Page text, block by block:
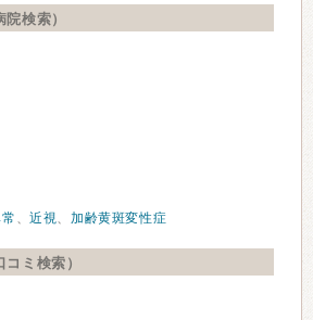
検索）
、近視、加齢黄斑変性症
ミ検索）